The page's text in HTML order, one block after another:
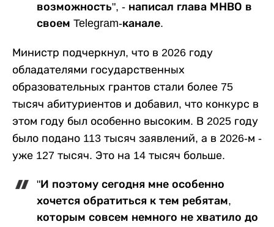
возможность", - написал глава МНВО в
своем Telegram-канале.
Министр подчеркнул, что в 2026 году
обладателями государственных
образовательных грантов стали более 75
тысяч абитуриентов и добавил, что конкурс в
этом году был особенно высоким. В 2025 году
было подано 113 тысяч заявлений, а в 2026-м -
уже 127 тысяч. Это на 14 тысяч больше.
"И поэтому сегодня мне особенно
хочется обратиться к тем ребятам,
которым совсем немного не хватило до